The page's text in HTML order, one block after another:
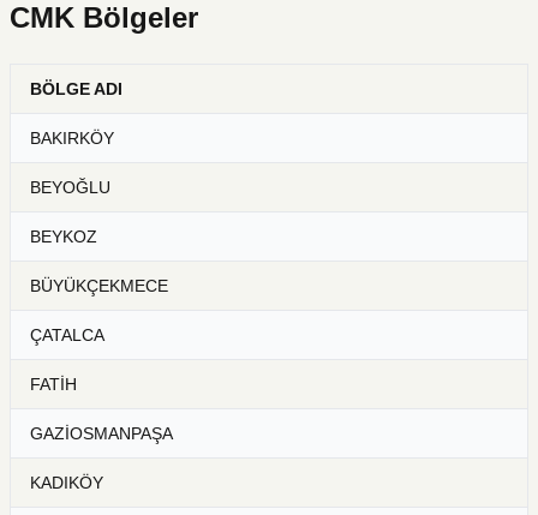
CMK Bölgeler
BÖLGE ADI
BAKIRKÖY
BEYOĞLU
BEYKOZ
BÜYÜKÇEKMECE
ÇATALCA
FATİH
GAZİOSMANPAŞA
KADIKÖY